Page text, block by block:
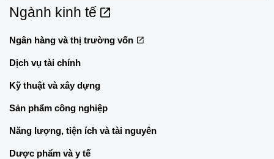
Ngành kinh tế
Ngân hàng và thị trường vốn
Dịch vụ tài chính
Kỹ thuật và xây dựng
Sản phẩm công nghiệp
Năng lượng, tiện ích và tài nguyên
Dược phẩm và y tế